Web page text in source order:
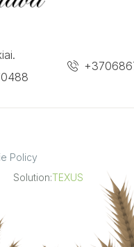
Policy
Solution:TEXUS